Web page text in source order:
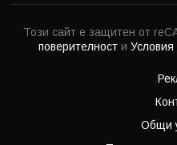
Този сайт е защитен от
поверителност и Условия
Общи